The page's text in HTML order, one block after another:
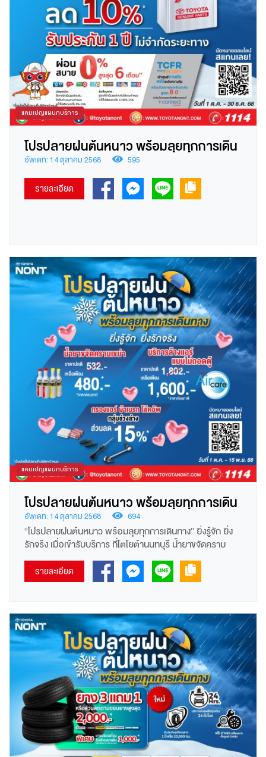
แคมเปญแผนกบริการ
โปรปลายฝนต้นหนาว พร้อมลุยทุกการเดิน
ทาง แบต
อัพเดท: 14 ตุลาคม 2568 595
รายละเอียด
แคมเปญแผนกบริการ
โปรปลายฝนต้นหนาว พร้อมลุยทุกการเดิน
ทาง
อัพเดท: 14 ตุลาคม 2568 694
“โปรปลายฝนต้นหนาว พร้อมลุยทุกการเดินทาง” ยิ่งรู้จัก ยิ่ง
รักจริง เมื่อเข้ารับบริการ ที่โตโยต้านนทบุรี น้ำยาขจัดคราบ
เขม่า ราคาปกติ 532 บาท เหลือเพียง 480 บาท *ยังไม่รวมภาษี
มูลค่าเพิ่ม บริการแอร์แคร์ ราคาปกติ 1,802 บาท เหลือเพียง
1,600 บาท *ยังไม่รวมภาษีมูลค่าเพิ่ม ส่วนลดค่าอะไหล่ 15%
-คลัตช์ -กลุ่มช่วงล่าง 1 ต.ค. - 15 พ.ย.2568 *เงื่อนไขเป็นไป
ตามที่บริษัทฯกำหนด สอบถามรายละเอียดเพิ่มเติมได้ที่ศูนย์
บริการโตโยต้านนทบุรีทุกสาขา โทร. 1114 หรือ นัดหมายเช็ค
ระยะ คลิก
https://aftersales.toyota.co.th/appointment?
dlr=12013
รายละเอียด